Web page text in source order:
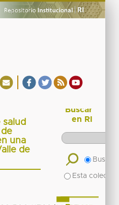
salud
una
de
Buscar
en RI
Buscar
Esta